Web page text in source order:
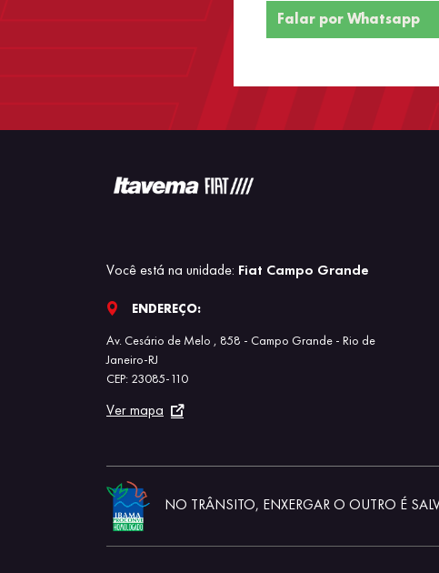
Falar por Whatsapp
Você está na unidade: Fiat Campo Grande
ENDEREÇO:
Av. Cesário de Melo , 858 - Campo Grande - Rio de
Janeiro-RJ
CEP: 23085-110
Ver mapa
NO TRÂNSITO, ENXERGAR O OUTRO É